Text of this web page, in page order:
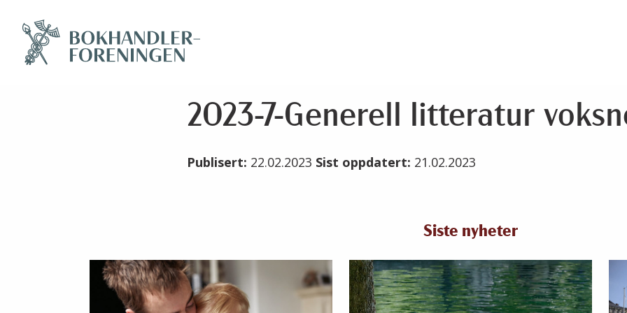
2023-7-Generell litteratur
Publisert: 22.02.2023 Sist oppdatert: 21.02.2023
Siste nyheter